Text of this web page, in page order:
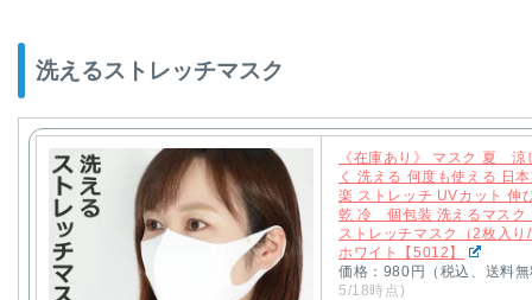
洗えるストレッチマスク
《在庫あり》 マスク 夏
く 洗える 何度も使える 日
楽 ストレッチ UVカット 伸
乾 冷 個包装 洗えるマスク
ストレッチマスク（2枚入り
ホワイト【5012】
価格：980円（税込、送料
5/18時点)